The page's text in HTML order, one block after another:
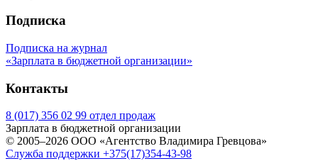
Подписка
Подписка на журнал
«Зарплата в бюджетной организации»
Контакты
8 (017) 356 02 99 отдел продаж
Зарплата в бюджетной организации
© 2005–2026 ООО «Агентство Владимира Гревцова»
Служба поддержки +375(17)354-43-98